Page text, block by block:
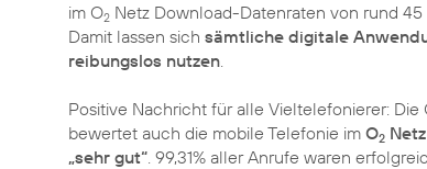
im O2 Netz Download-Datenraten von rund 45
Damit lassen sich sämtliche digitale
reibungslos nutzen.
Positive Nachricht für alle Vieltelefonierer: Die
bewertet auch die mobile Telefonie im O2
„sehr gut“. 99,31% aller Anrufe waren